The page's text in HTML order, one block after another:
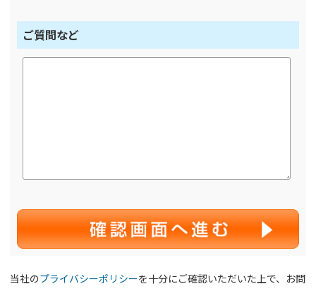
ご質問など
当社のプライバシーポリシーを十分にご確認いただいた上で、お問